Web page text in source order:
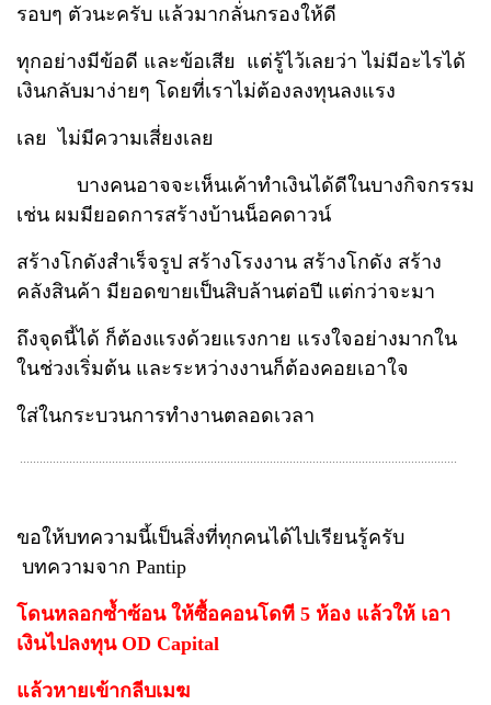
รอบๆ ตัวนะครับ แล้วมากลั่นกรองให้ดี
ทุกอย่างมีข้อดี และข้อเสีย แต่รู้ไว้เลยว่า ไม่มีอะไรได้
เงินกลับมาง่ายๆ โดยที่เราไม่ต้องลงทุนลงแรง
เลย ไม่มีความเสี่ยงเลย
บางคนอาจจะเห็นเค้าทำเงินได้ดีในบางกิจกรรม
เช่น ผมมียอดการสร้างบ้านน็อคดาวน์
สร้างโกดังสำเร็จรูป สร้างโรงงาน สร้างโกดัง สร้าง
คลังสินค้า มียอดขายเป็นสิบล้านต่อปี แต่กว่าจะมา
ถึงจุดนี้ได้ ก็ต้องแรงด้วยแรงกาย แรงใจอย่างมากใน
ในช่วงเริ่มต้น และระหว่างงานก็ต้องคอยเอาใจ
ใส่ในกระบวนการทำงานตลอดเวลา
.....................................................................................................................................
ขอให้บทความนี้เป็นสิ่งที่ทุกคนได้ไปเรียนรู้ครับ
บทความจาก Pantip
โดนหลอกซ้ำซ้อน ให้ซื้อคอนโดที 5 ห้อง แล้วให้ เอา
เงินไปลงทุน OD Capital
แล้วหายเข้ากลีบเมฆ